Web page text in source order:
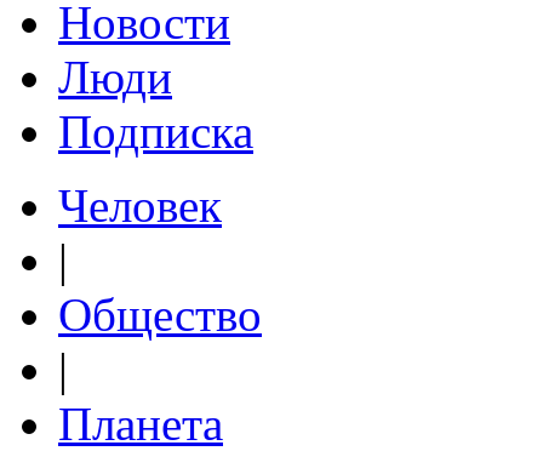
Новости
Люди
Подписка
Человек
|
Общество
|
Планета